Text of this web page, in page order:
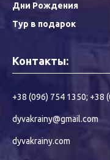
Дни Рождения
Тур в подарок
Контакты:
+38 (096) 754 1350; +38
dyvakrainy@gmail.com
dyvakrainy.com